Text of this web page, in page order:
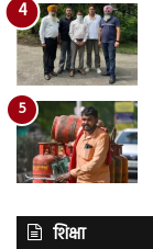
शिक्षा